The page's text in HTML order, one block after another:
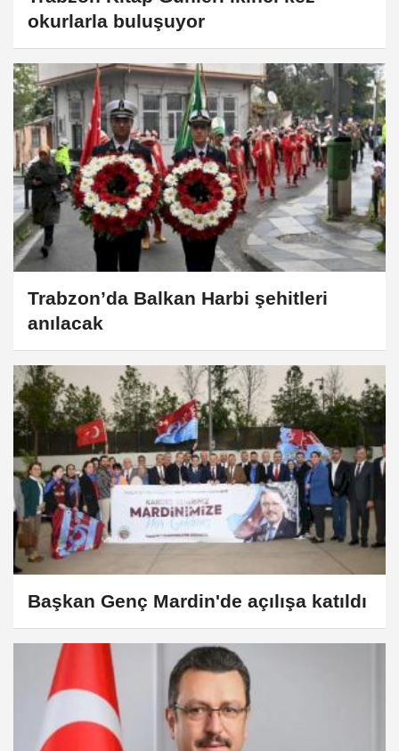
okurlarla buluşuyor
Trabzon’da Balkan Harbi şehitleri
anılacak
Başkan Genç Mardin'de açılışa katıldı